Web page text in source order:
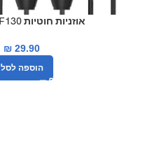
אוזניות חוטיות Lenovo HF130
₪ 29.90
הוספה לסל